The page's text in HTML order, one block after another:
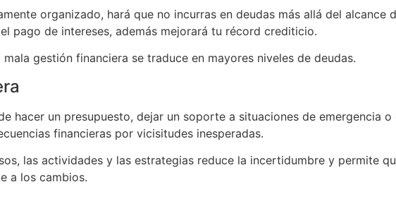
organizado, hará que no incurras en deudas más allá del alcance
pago de intereses, además mejorará tu récord crediticio.
gestión financiera se traduce en mayores niveles de deudas.
hacer un presupuesto, dejar un soporte a situaciones de emergencia
financieras por vicisitudes inesperadas.
las actividades y las estrategias reduce la incertidumbre y permite
a los cambios.